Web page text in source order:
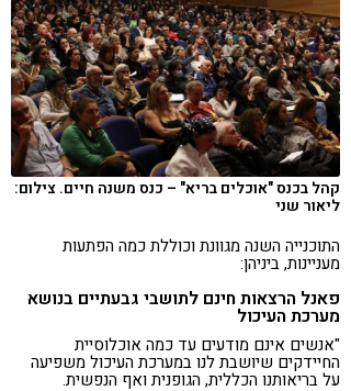
קהל בכנס "אוכלים בריא" – כנס משנה חיים. צילום:
ליאור שני
התוכנייה השנה מגוונת וכוללת כמה הפתעות
מעניינות, ביניהן:
פאנל הרצאות חינם לתושבי גבעתיים בנושא
מערכת העיכול
"אנשים אינם מודעים עד כמה אוכלוסיית
החיידקים שיושבת לנו במערכת העיכול משפיעה
על בריאותנו הכללית, הגופנית ואף הנפשית.